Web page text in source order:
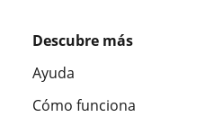
Descubre más
Ayuda
Cómo funciona